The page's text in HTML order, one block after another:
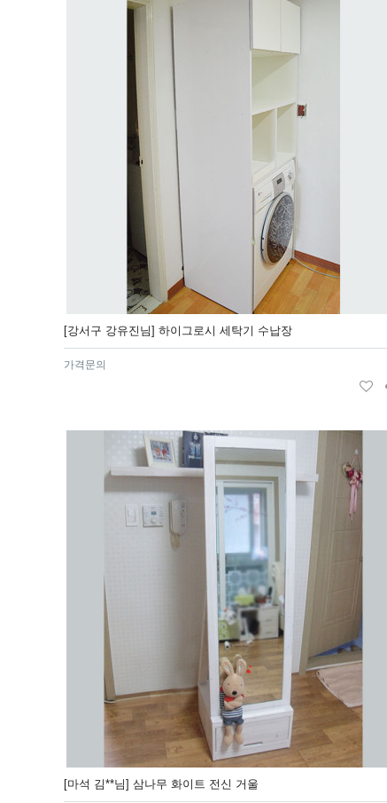
[강서구 강유진님] 하이그로시 세탁기 수납장
가격문의
[마석 김**님] 삼나무 화이트 전신 거울